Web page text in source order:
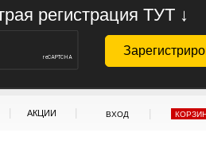
регистрация ТУТ ↓
АКЦИИ ВХОД |